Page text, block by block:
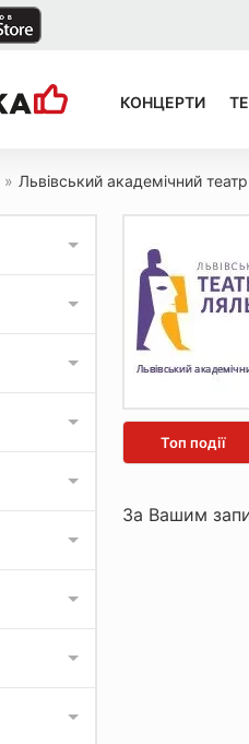
КОНЦЕРТИ
» Львівський академічний
Топ події
За Вашим